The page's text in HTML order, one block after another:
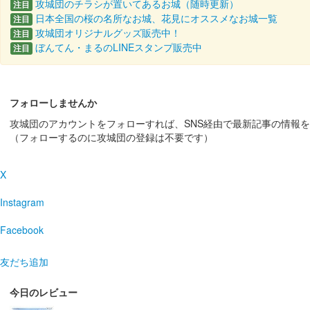
販売終了
烏峰城（美濃金山城） 御城印
来場記念の赤抜きが変更
美濃金山城 御城印
注目 攻城団のチラシが置いてあるお城（随時更新）
注目 日本全国の桜の名所なお城、花見にオススメなお城一覧
注目 攻城団オリジナルグッズ販売中！
注目 ぼんてん・まるのLINEスタンプ販売中
フォローしませんか
攻城団のアカウントをフォローすれば、SNS経由で最新記事の情報
（フォローするのに攻城団の登録は不要です）
X
Instagram
Facebook
友だち追加
今日のレビュー